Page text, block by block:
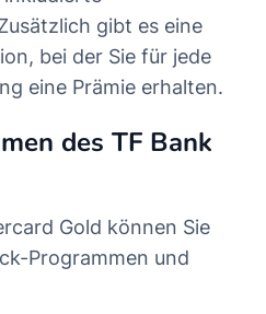
gibt es eine
bei der Sie für jede
eine Prämie erhalten.
des TF Bank
Gold können Sie
Programmen und